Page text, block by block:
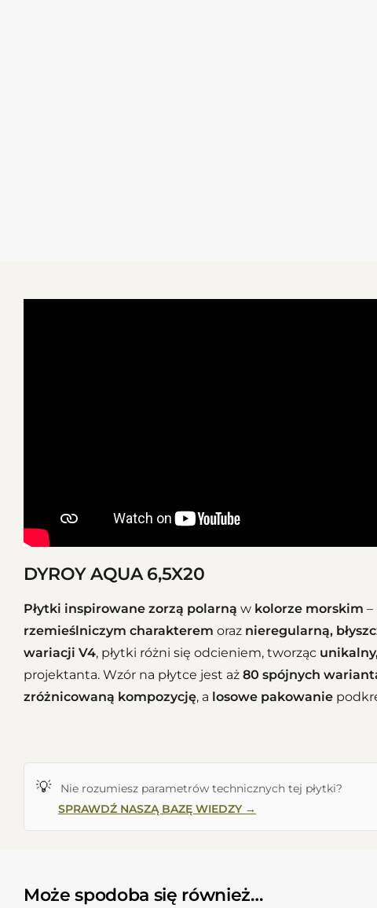
DYROY AQUA 6,5X20
Płytki inspirowane zorzą polarną w kolorze morskim –
rzemieślniczym charakterem oraz nieregularną,
wariacji V4, płytki różni się odcieniem, tworząc
projektanta. Wzór na płytce jest aż 80 spójnych
zróżnicowaną kompozycję, a losowe pakowanie
💡 Nie rozumiesz parametrów technicznych tej płytki?
SPRAWDŹ NASZĄ BAZĘ WIEDZY →
Może spodoba się również…